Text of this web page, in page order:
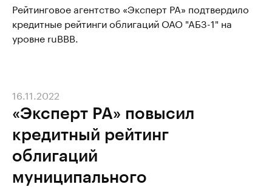
Рейтинговое агентство «Эксперт РА» подтвердило
кредитные рейтинги облигаций ОАО "АБЗ-1" на
уровне ruBBB.
«Эксперт РА» повысил
кредитный рейтинг
облигаций
муниципального
16.11.2022